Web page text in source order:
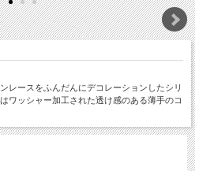
レースをふんだんにデコレーションしたシリ
ワッシャー加工された透け感のある薄手のコ